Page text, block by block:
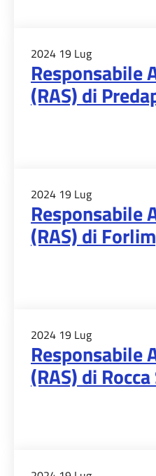
2024 19 Lug
Responsabile
(RAS) di
2024 19 Lug
Responsabile
(RAS) di
2024 19 Lug
Responsabile
(RAS) di